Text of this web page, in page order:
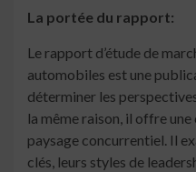
La portée du rapport:
Le rapport d’étude de
automobiles est une
déterminer les
la même raison, il offre
paysage concurrentiel. Il
clés, leurs styles de